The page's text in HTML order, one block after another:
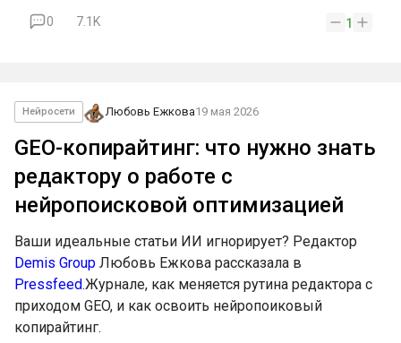
0 7.1K 1
Нейросети Любовь Ежкова19 мая 2026
GEO-копирайтинг: что нужно знать
редактору о работе с
нейропоисковой оптимизацией
Ваши идеальные статьи ИИ игнорирует? Редактор
Demis Group Любовь Ежкова рассказала в
Pressfeed.Журнале, как меняется рутина редактора с
приходом GEO, и как освоить нейропоиковый
копирайтинг.